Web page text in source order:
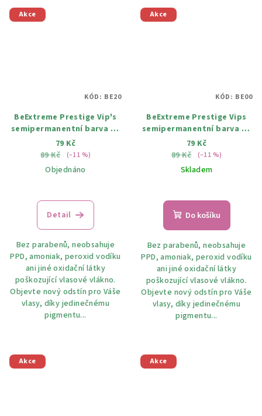
Akce
BeExtreme Prestige Vip's
semipermanentní barva na
vlasy 20 titanově šedá
100ml
79 Kč
89 Kč
(–11 %)
Objednáno
Detail
Bez parabenů, neobsahuje
PPD, amoniak, peroxid vodíku
ani jiné oxidační látky
poškozující vlasové vlákno.
Objevte nový odstín pro Váše
vlasy, díky jedinečnému
pigmentu...
KÓD: BE20
Akce
BeExtreme Prestige Vips
semipermanentní barva na
vlasy 00 Neutral corrector
100ml
79 Kč
89 Kč
(–11 %)
Skladem
Do košíku
Bez parabenů, neobsahuje
PPD, amoniak, peroxid vodíku
ani jiné oxidační látky
poškozující vlasové vlákno.
Objevte nový odstín pro Váše
vlasy, díky jedinečnému
pigmentu...
KÓD: BE00
Akce Akce